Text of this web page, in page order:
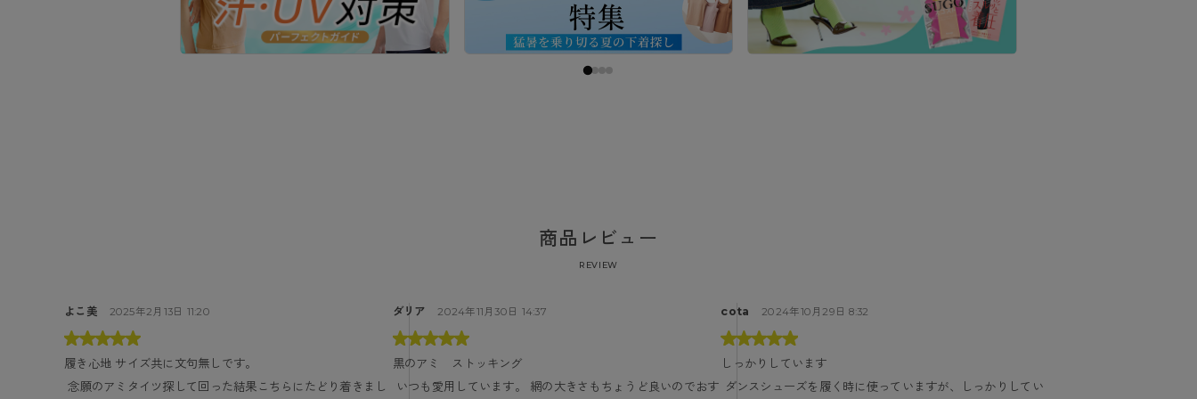
商品レビュー
REVIEW
よこ美 2025年2月13日 11:20
履き心地 サイズ共に文句無しです。
念願のアミタイツ探して回った結果こちらにたどり着きまし
ダリア 2024年11月30日 14:37
黒のアミ　ストッキング
cota 2024年10月29日 8:32
しっかりしています